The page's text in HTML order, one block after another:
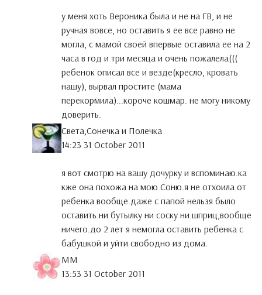
у меня хоть Вероника была и не на ГВ, и не
ручная вовсе, но оставить я ее все равно не
могла, с мамой своей впервые оставила ее на 2
часа в год и три месяца и очень пожалела(((
ребенок описал все и везде(кресло, кровать
нашу), вырвал простите (мама
перекормила)...короче кошмар. не могу никому
доверить.
Света,Сонечка и Полечка
14:23 31 October 2011
я вот смотрю на вашу дочурку и вспоминаю.ка
кже она похожа на мою Соню.я не отхоила от
ребенка вообще.даже с папой нельзя было
оставить.ни бутылку ни соску ни шприц,вообще
ничего.до 2 лет я немогла оставить ребенка с
бабушкой и уйти свободно из дома.
MM
13:53 31 October 2011